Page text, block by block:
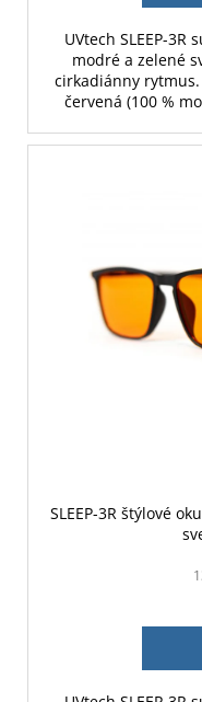
UVtech SLEEP-
modré a zelené
cirkadiánny
červená (100 %
SLEEP-3R štýlové